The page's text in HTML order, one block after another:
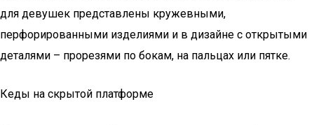
для девушек представлены кружевными,
перфорированными изделиями и в дизайне с открытыми
деталями – прорезями по бокам, на пальцах или пятке.
Кеды на скрытой платформе